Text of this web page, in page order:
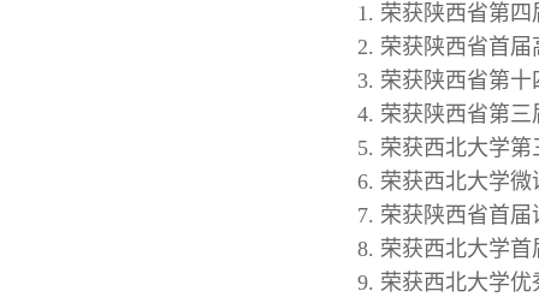
1. 荣获陕西省第
2. 荣获陕西省首届
3. 荣获陕西省第
4. 荣获陕西省第三
5. 荣获西北大学
6. 荣获西北大学微
7. 荣获陕西省首
8. 荣获西北大学首
9. 荣获西北大学优